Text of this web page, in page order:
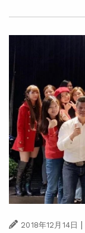
2018年12月14日